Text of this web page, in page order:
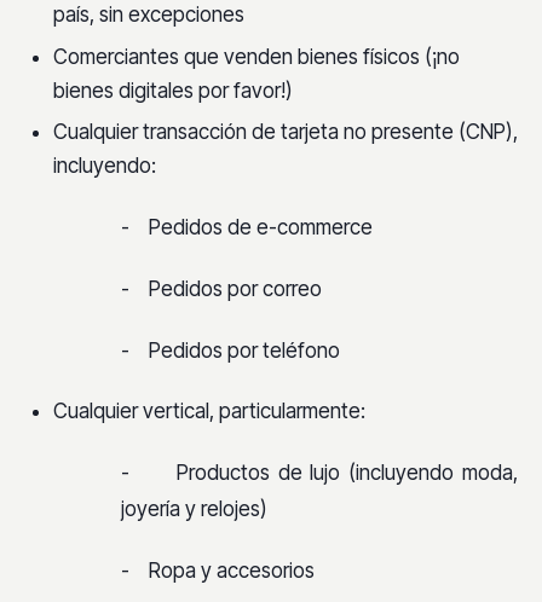
país, sin excepciones
Comerciantes que venden bienes físicos (¡no
bienes digitales por favor!)
Cualquier transacción de tarjeta no presente (CNP),
incluyendo:
- Pedidos de e-commerce
- Pedidos por correo
- Pedidos por teléfono
Cualquier vertical, particularmente:
-
Productos de lujo (incluyendo moda,
joyería y relojes)
- Ropa y accesorios